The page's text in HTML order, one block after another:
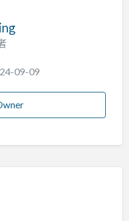
09-09